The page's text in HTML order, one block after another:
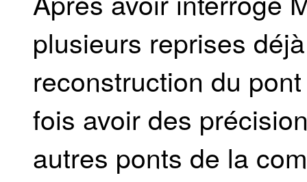
plusieurs reprises
reconstruction du
fois avoir des
autres ponts de la